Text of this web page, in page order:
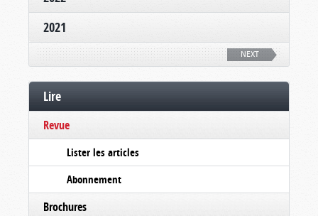
2021
NEXT
Lire
Revue
Lister les articles
Abonnement
Brochures